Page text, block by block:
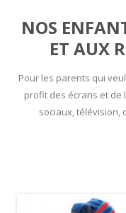
NOS
ET AUX
Pour les parents qui
profit des écrans et de
sociaux, télévision,